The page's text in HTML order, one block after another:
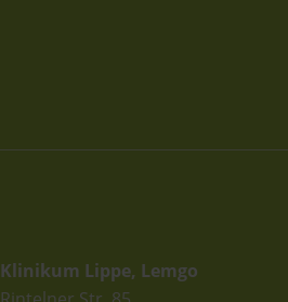
Klinikum Lippe, Lemgo